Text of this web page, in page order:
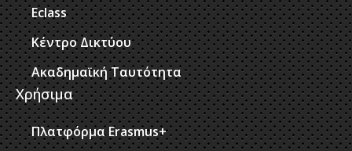
Eclass
Κέντρο Δικτύου
Ακαδημαϊκή Ταυτότητα
Χρήσιμα
Πλατφόρμα Erasmus+